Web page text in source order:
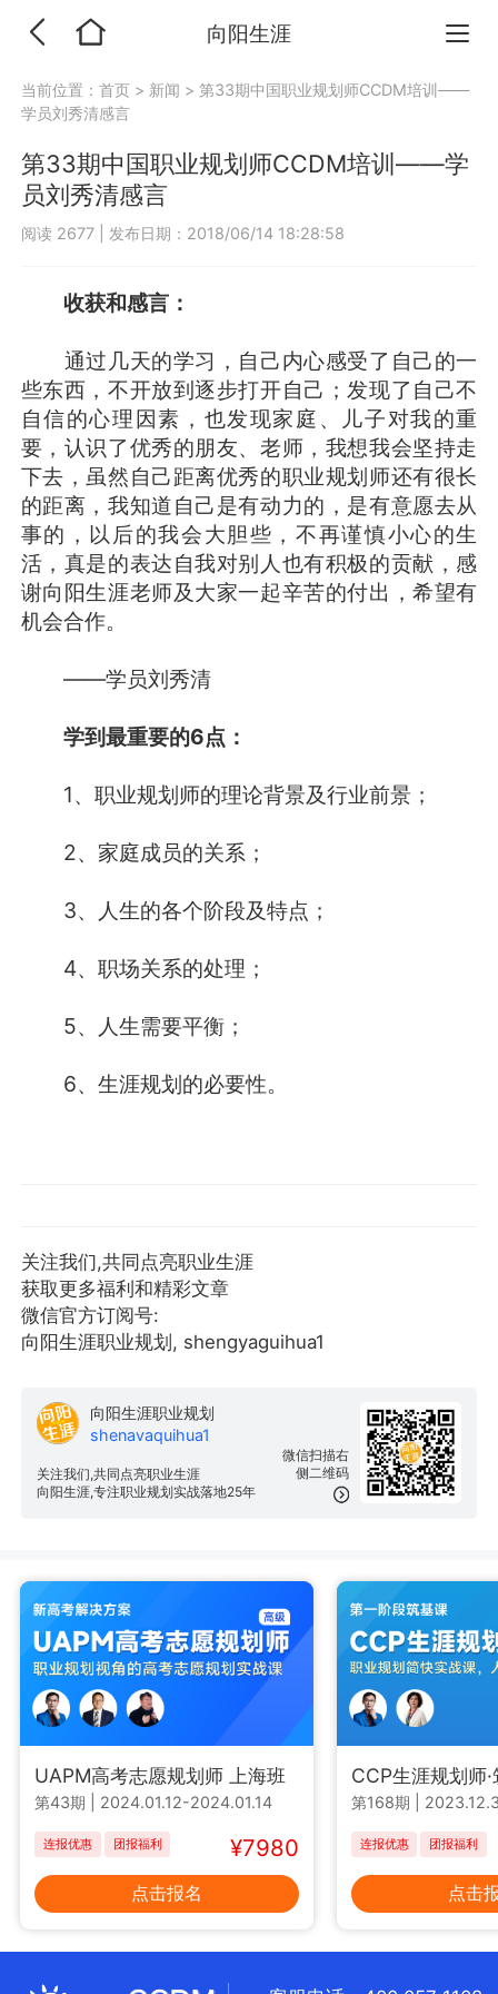
向阳生涯
当前位置：首页 > 新闻 >第33期中国职业规划师CCDM培训——
学员刘秀清感言
第33期中国职业规划师CCDM培训——学
员刘秀清感言
阅读 2677 发布日期：2018/06/14 18:28:58
收获和感言：
通过几天的学习，自己内心感受了自己的一
些东西，不开放到逐步打开自己；发现了自己不
自信的心理因素，也发现家庭、儿子对我的重
要，认识了优秀的朋友、老师，我想我会坚持走
下去，虽然自己距离优秀的职业规划师还有很长
的距离，我知道自己是有动力的，是有意愿去从
事的，以后的我会大胆些，不再谨慎小心的生
活，真是的表达自我对别人也有积极的贡献，感
谢向阳生涯老师及大家一起辛苦的付出，希望有
机会合作。
——学员刘秀清
学到最重要的6点：
1、职业规划师的理论背景及行业前景；
2、家庭成员的关系；
3、人生的各个阶段及特点；
4、职场关系的处理；
5、人生需要平衡；
6、生涯规划的必要性。
关注我们,共同点亮职业生涯
获取更多福利和精彩文章
微信官方订阅号:
向阳生涯职业规划, shengyaguihua1
微信扫描右
侧二维码
向阳生涯职业规划
shenavaquihua1
关注我们,共同点亮职业生涯
向阳生涯,专注职业规划实战落地25年
UAPM高考志愿规划师 上海班
第43期 2024.01.12-2024.01.14
连报优惠 团报福利 ¥7980
点击报名
CCP生涯规划师
第168期
连报优惠 团报福利
点击